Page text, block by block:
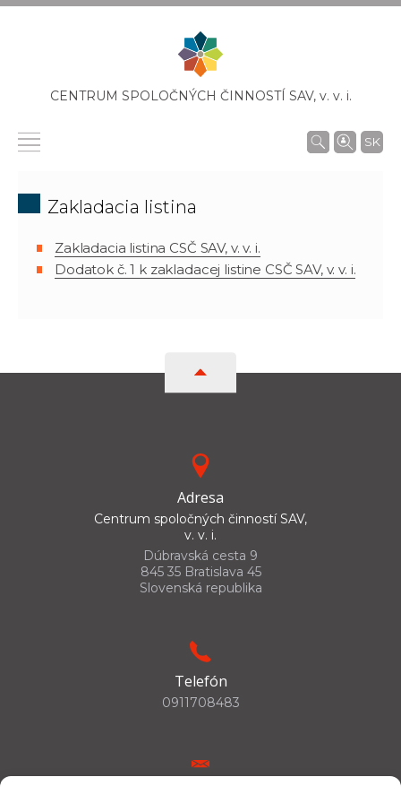
CENTRUM SPOLOČNÝCH ČINNOSTÍ SAV, v. v. i.
SK
Zakladacia listina
Zakladacia listina CSČ SAV, v. v. i.
Dodatok č. 1 k zakladacej listine CSČ SAV, v. v. i.
Adresa
Centrum spoločných činností SAV,
v. v. i.
Dúbravská cesta 9
845 35 Bratislava 45
Slovenská republika
Telefón
0911708483